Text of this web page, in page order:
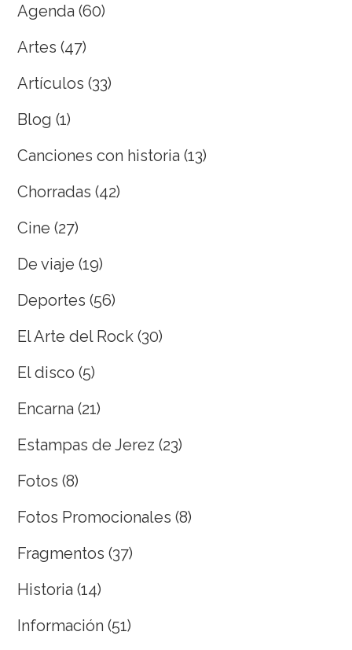
Agenda (60)
Artes (47)
Artículos (33)
Blog (1)
Canciones con historia (13)
Chorradas (42)
Cine (27)
De viaje (19)
Deportes (56)
El Arte del Rock (30)
El disco (5)
Encarna (21)
Estampas de Jerez (23)
Fotos (8)
Fotos Promocionales (8)
Fragmentos (37)
Historia (14)
Información (51)